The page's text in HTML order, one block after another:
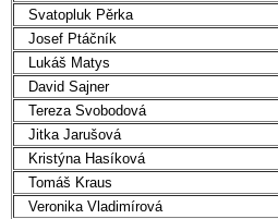
Svatopluk Pěrka
Josef Ptáčník
Lukáš Matys
David Sajner
Tereza Svobodová
Jitka Jarušová
Kristýna Hasíková
Tomáš Kraus
Veronika Vladimírová